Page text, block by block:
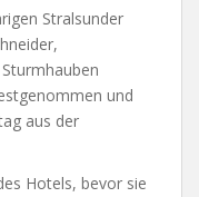
Stralsunder
und
aus der
Hotels, bevor sie